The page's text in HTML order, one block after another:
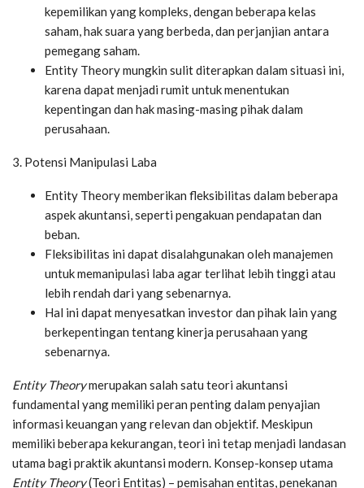
kepemilikan yang kompleks, dengan beberapa kelas
saham, hak suara yang berbeda, dan perjanjian antara
pemegang saham.
Entity Theory mungkin sulit diterapkan dalam situasi ini,
karena dapat menjadi rumit untuk menentukan
kepentingan dan hak masing-masing pihak dalam
perusahaan.
3. Potensi Manipulasi Laba
Entity Theory memberikan fleksibilitas dalam beberapa
aspek akuntansi, seperti pengakuan pendapatan dan
beban.
Fleksibilitas ini dapat disalahgunakan oleh manajemen
untuk memanipulasi laba agar terlihat lebih tinggi atau
lebih rendah dari yang sebenarnya.
Hal ini dapat menyesatkan investor dan pihak lain yang
berkepentingan tentang kinerja perusahaan yang
sebenarnya.
Entity Theorymerupakan salah satu teori akuntansi
fundamental yang memiliki peran penting dalam penyajian
informasi keuangan yang relevan dan objektif. Meskipun
memiliki beberapa kekurangan, teori ini tetap menjadi landasan
utama bagi praktik akuntansi modern. Konsep-konsep utama
Entity Theory(Teori Entitas) – pemisahan entitas, penekanan